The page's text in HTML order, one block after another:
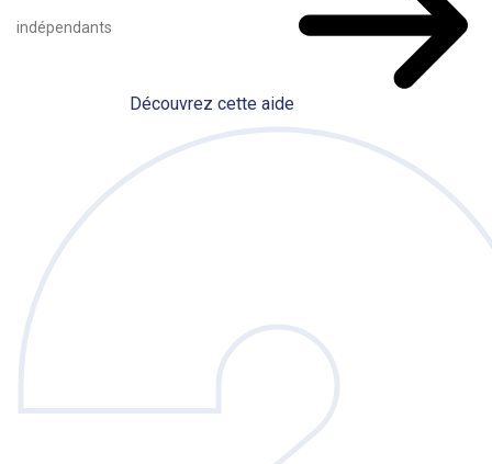
indépendants
Découvrez cette aide